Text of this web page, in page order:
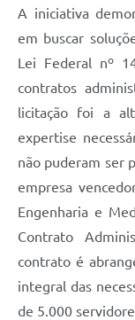
A iniciativa
em buscar
Lei Federal nº
contratos
licitação foi a
expertise
não puderam ser
empresa
Engenharia e
Contrato
contrato é
integral das
de 5.000